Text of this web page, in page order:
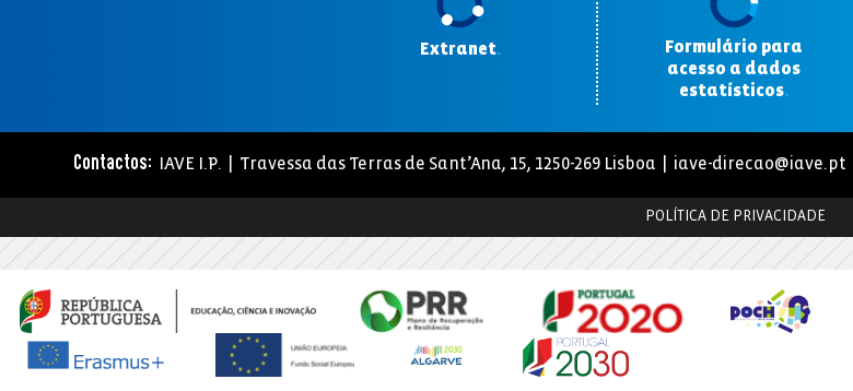
Extranet.
Formulário para
acesso a dados
estatísticos.
Contactos: IAVE I.P. | Travessa das Terras de Sant’Ana, 15, 1250-269 Lisboa | iave-direcao@iave.pt
POLÍTICA DE PRIVACIDADE